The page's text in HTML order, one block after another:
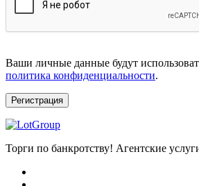
Ваши личные данные будут
политика конфиденциальности.
Регистрация
Торги по банкротству! Агентские